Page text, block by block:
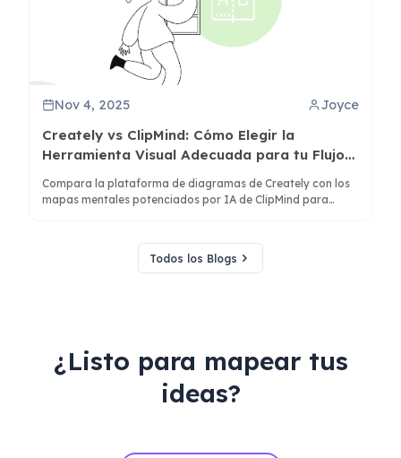
Nov 4, 2025 Joyce
Creately vs ClipMind: Cómo Elegir la
Herramienta Visual Adecuada para tu Flujo
de Trabajo
Compara la plataforma de diagramas de Creately con los
mapas mentales potenciados por IA de ClipMind para
Todos los Blogs
¿Listo para mapear tus
ideas?